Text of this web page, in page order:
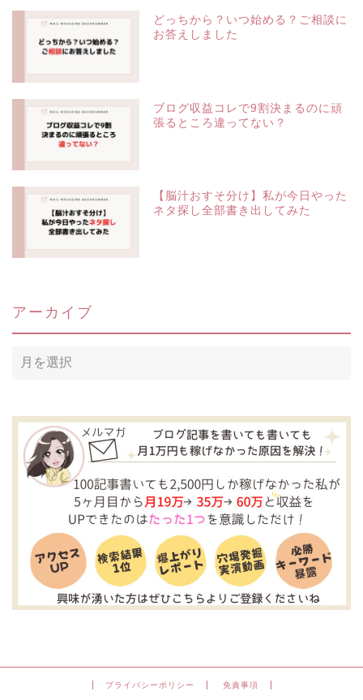
どっちから？いつ始める？ご相談に
お答えしました
ブログ収益コレで9割決まるのに頑
張るところ違ってない？
【脳汁おすそ分け】私が今日やった
ネタ探し全部書き出してみた
アーカイブ
ア
ー
ブ
プライバシーポリシー 免責事項